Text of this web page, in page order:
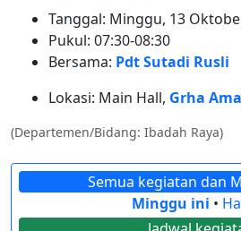
Tanggal: Minggu, 13
Pukul: 07:30-08:30
Bersama: Pdt Sutadi Rusli
Lokasi: Main Hall, Grha
(Departemen/Bidang: Ibadah Raya)
Semua kegiatan dan
Minggu ini •